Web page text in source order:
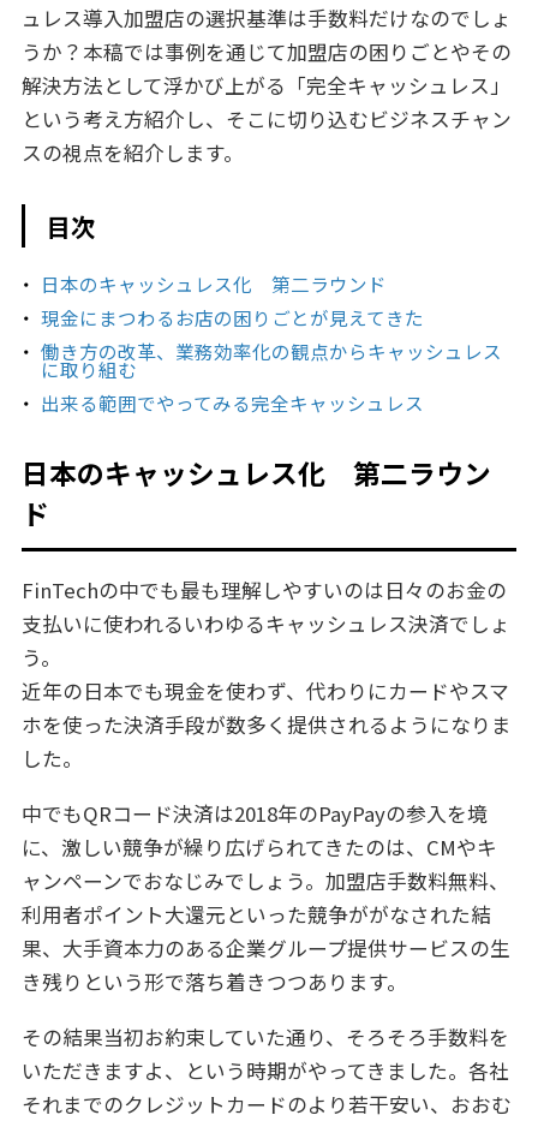
ュレス導入加盟店の選択基準は手数料だけなのでしょ
うか？本稿では事例を通じて加盟店の困りごとやその
解決方法として浮かび上がる「完全キャッシュレス」
という考え方紹介し、そこに切り込むビジネスチャン
スの視点を紹介します。
目次
日本のキャッシュレス化 第二ラウンド
現金にまつわるお店の困りごとが見えてきた
働き方の改革、業務効率化の観点からキャッシュレス
に取り組む
出来る範囲でやってみる完全キャッシュレス
日本のキャッシュレス化 第二ラウン
ド
FinTechの中でも最も理解しやすいのは日々のお金の
支払いに使われるいわゆるキャッシュレス決済でしょ
う。
近年の日本でも現金を使わず、代わりにカードやスマ
ホを使った決済手段が数多く提供されるようになりま
した。
中でもQRコード決済は2018年のPayPayの参入を境
に、激しい競争が繰り広げられてきたのは、CMやキ
ャンペーンでおなじみでしょう。加盟店手数料無料、
利用者ポイント大還元といった競争ががなされた結
果、大手資本力のある企業グループ提供サービスの生
き残りという形で落ち着きつつあります。
その結果当初お約束していた通り、そろそろ手数料を
いただきますよ、という時期がやってきました。各社
それまでのクレジットカードのより若干安い、おおむ